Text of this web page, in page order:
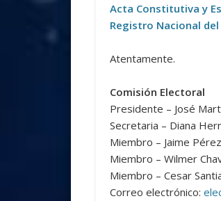
Acta Constitutiva y
Registro Nacional del
Atentamente.
Comisión Electoral
Presidente – José
Secretaria – Diana
Miembro – Jaime Pérez
Miembro – Wilmer
Miembro – Cesar
Correo electrónico: